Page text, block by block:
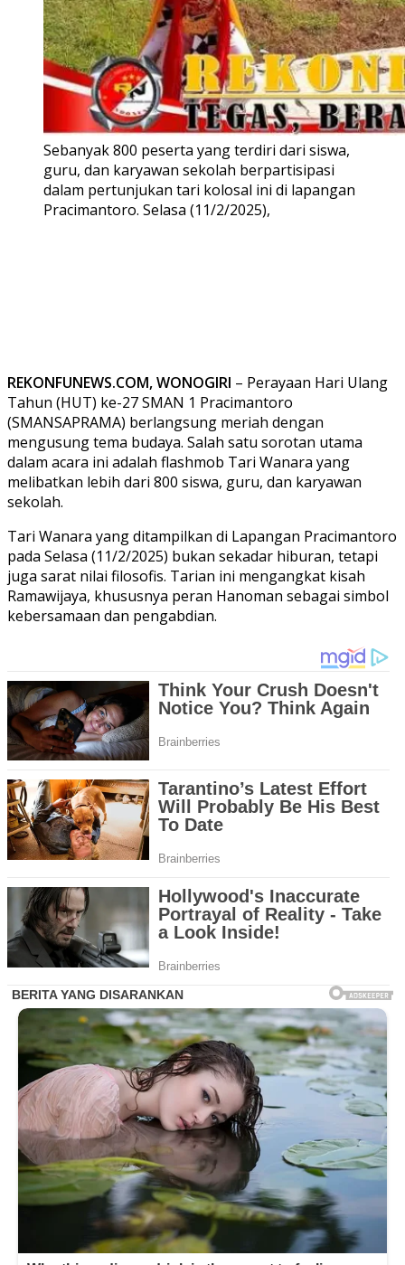
Sebanyak 800 peserta yang terdiri dari siswa,
guru, dan karyawan sekolah berpartisipasi
dalam pertunjukan tari kolosal ini di lapangan
Pracimantoro. Selasa (11/2/2025),
REKONFUNEWS.COM, WONOGIRI – Perayaan Hari Ulang
Tahun (HUT) ke-27 SMAN 1 Pracimantoro
(SMANSAPRAMA) berlangsung meriah dengan
mengusung tema budaya. Salah satu sorotan utama
dalam acara ini adalah flashmob Tari Wanara yang
melibatkan lebih dari 800 siswa, guru, dan karyawan
sekolah.
Tari Wanara yang ditampilkan di Lapangan Pracimantoro
pada Selasa (11/2/2025) bukan sekadar hiburan, tetapi
juga sarat nilai filosofis. Tarian ini mengangkat kisah
Ramawijaya, khususnya peran Hanoman sebagai simbol
kebersamaan dan pengabdian.